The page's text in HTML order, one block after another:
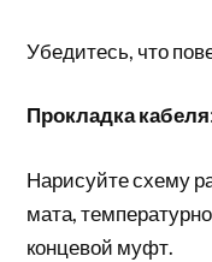
Убедитесь, что
Прокладка кабеля
Нарисуйте схему
мата,
концевой муфт.